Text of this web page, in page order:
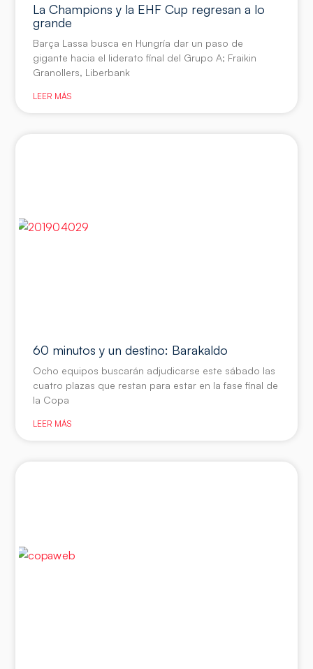
La Champions y la EHF Cup regresan a lo
grande
Barça Lassa busca en Hungría dar un paso de
gigante hacia el liderato final del Grupo A; Fraikin
Granollers, Liberbank
LEER MÁS
60 minutos y un destino: Barakaldo
Ocho equipos buscarán adjudicarse este sábado las
cuatro plazas que restan para estar en la fase final de
la Copa
LEER MÁS